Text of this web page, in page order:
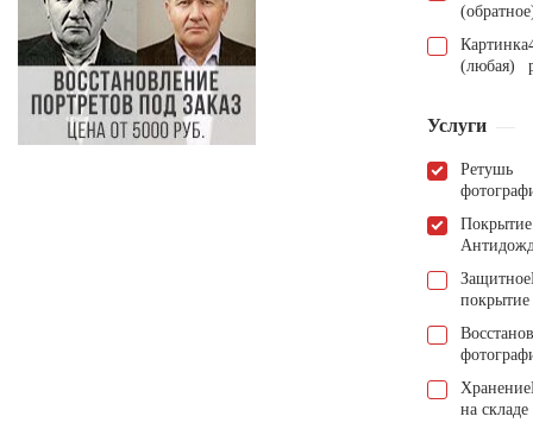
Картинка
(любая)
Услуги
Ретушь
Покрытие
Защитное
покрытие
Хранение
на складе